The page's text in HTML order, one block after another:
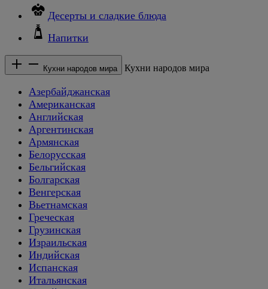
Десерты и сладкие блюда
Напитки
Кухни народов мира Кухни народов мира
Азербайджанская
Американская
Английская
Аргентинская
Армянская
Белорусская
Бельгийская
Болгарская
Венгерская
Вьетнамская
Греческая
Грузинская
Израильская
Индийская
Испанская
Итальянская